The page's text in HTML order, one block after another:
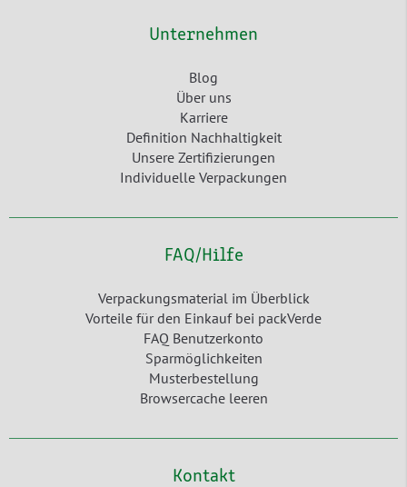
Unternehmen
Blog
Über uns
Karriere
Definition Nachhaltigkeit
Unsere Zertifizierungen
Individuelle Verpackungen
FAQ/Hilfe
Verpackungsmaterial im Überblick
Vorteile für den Einkauf bei packVerde
FAQ Benutzerkonto
Sparmöglichkeiten
Musterbestellung
Browsercache leeren
Kontakt